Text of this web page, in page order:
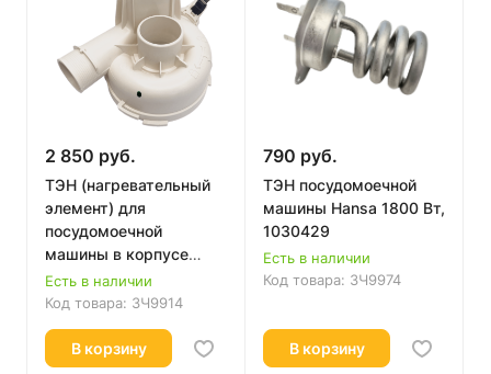
2 850 руб.
ТЭН (нагревательный
элемент) для
посудомоечной
машины в корпусе
Hansa
Есть в наличии
Код товара: ЗЧ9914
В корзину
790 руб.
ТЭН посудомоечной
машины Hansa 1800 Вт,
1030429
Есть в наличии
Код товара: ЗЧ9974
В корзину